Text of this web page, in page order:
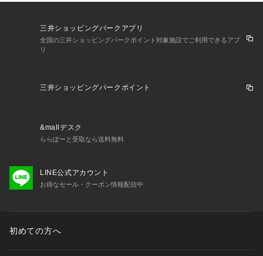
三井ショッピングパークアプリ
全国の三井ショッピングパークポイント対象施設でご利用できるアプ
リ
三井ショッピングパークポイント
&mallデスク
ららぽーと受取なら送料無料
LINE公式アカウント
お得なセール・クーポン情報配信中
初めての方へ